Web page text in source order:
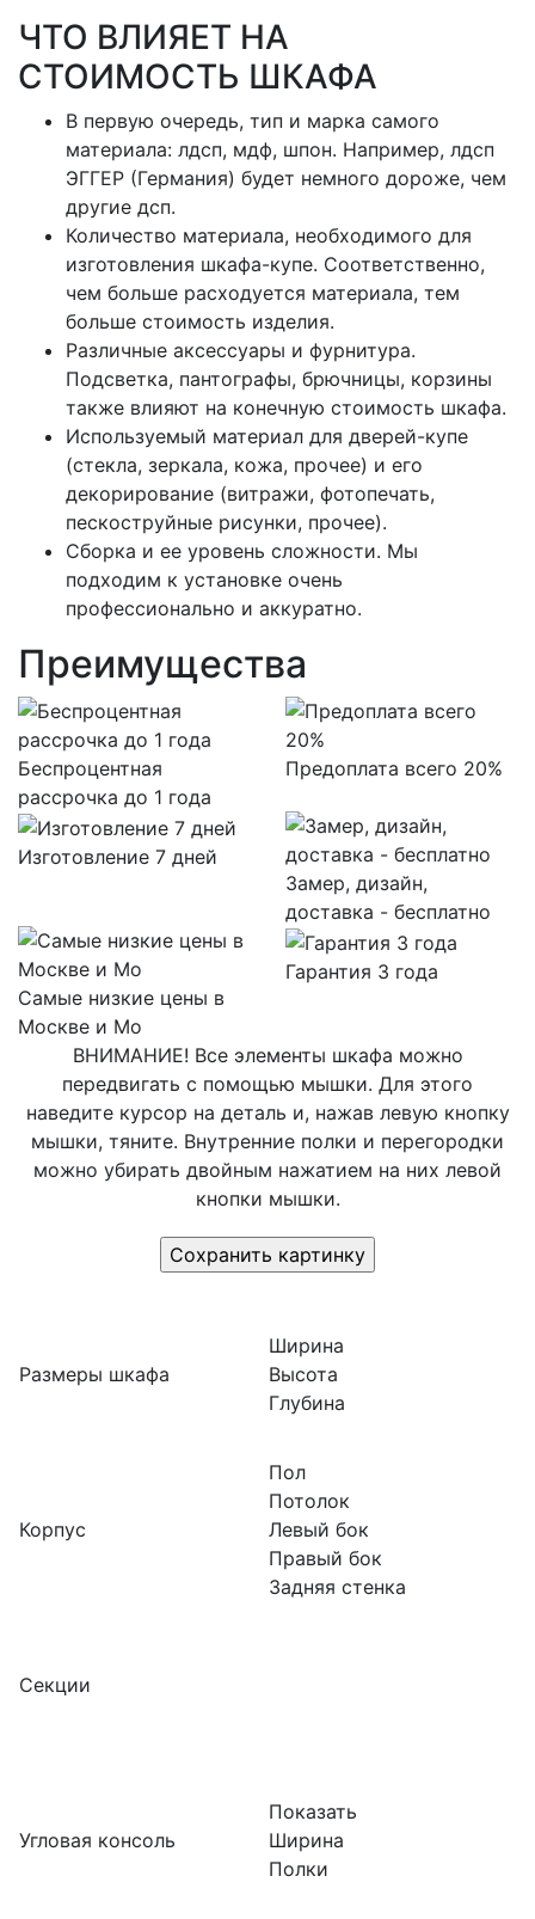
ЧТО ВЛИЯЕТ НА
СТОИМОСТЬ ШКАФА
В первую очередь, тип и марка самого
материала: лдсп, мдф, шпон. Например, лдсп
ЭГГЕР (Германия) будет немного дороже, чем
другие дсп.
Количество материала, необходимого для
изготовления шкафа-купе. Соответственно,
чем больше расходуется материала, тем
больше стоимость изделия.
Различные аксессуары и фурнитура.
Подсветка, пантографы, брючницы, корзины
также влияют на конечную стоимость шкафа.
Используемый материал для дверей-купе
(стекла, зеркала, кожа, прочее) и его
декорирование (витражи, фотопечать,
пескоструйные рисунки, прочее).
Сборка и ее уровень сложности. Мы
подходим к установке очень
профессионально и аккуратно.
Преимущества
Беспроцентная
рассрочка до 1 года
Предоплата всего 20%
Изготовление 7 дней
Замер, дизайн,
доставка - бесплатно
Самые низкие цены в
Москве и Мо
Гарантия 3 года
ВНИМАНИЕ! Все элементы шкафа можно
передвигать с помощью мышки. Для этого
наведите курсор на деталь и, нажав левую кнопку
мышки, тяните. Внутренние полки и перегородки
можно убирать двойным нажатием на них левой
кнопки мышки.
Размеры шкафа
Корпус
Секции
Угловая консоль
Ширина
Высота
Глубина
Пол
Потолок
Левый бок
Правый бок
Задняя стенка
Показать
Ширина
Полки